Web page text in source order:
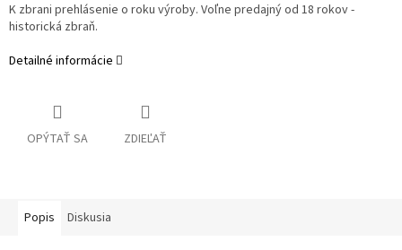
K zbrani prehlásenie o roku výroby. Voľne predajný od 18 rokov -
historická zbraň.
Detailné informácie
OPÝTAŤ SA ZDIEĽAŤ
Popis Diskusia